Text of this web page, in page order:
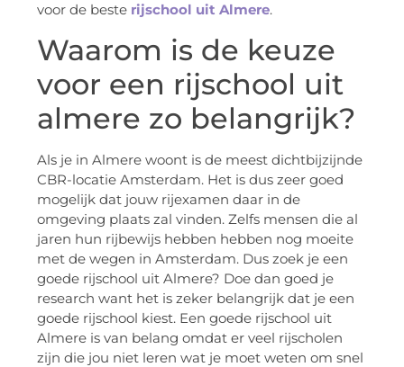
voor de beste rijschool uit Almere.
Waarom is de keuze
voor een rijschool uit
almere zo belangrijk?
Als je in Almere woont is de meest dichtbijzijnde
CBR-locatie Amsterdam. Het is dus zeer goed
mogelijk dat jouw rijexamen daar in de
omgeving plaats zal vinden. Zelfs mensen die al
jaren hun rijbewijs hebben hebben nog moeite
met de wegen in Amsterdam. Dus zoek je een
goede rijschool uit Almere? Doe dan goed je
research want het is zeker belangrijk dat je een
goede rijschool kiest. Een goede rijschool uit
Almere is van belang omdat er veel rijscholen
zijn die jou niet leren wat je moet weten om snel